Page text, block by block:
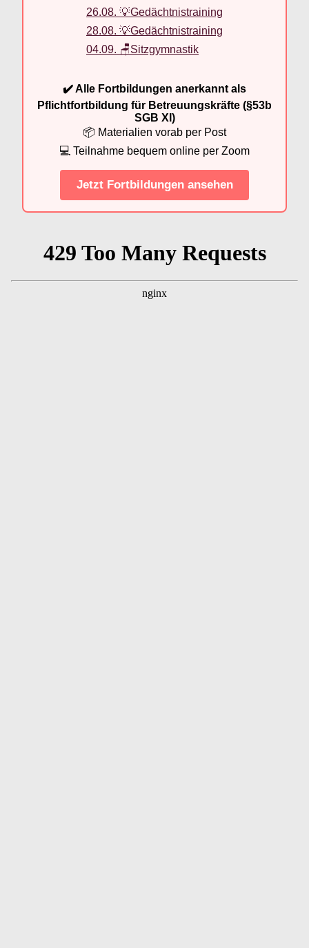
26.08. 💡Gedächtnistraining
28.08. 💡Gedächtnistraining
04.09. 🪑Sitzgymnastik
✔️ Alle Fortbildungen anerkannt als
Pflichtfortbildung für Betreuungskräfte (§53b
SGB XI)
📦 Materialien vorab per Post
💻 Teilnahme bequem online per Zoom
Jetzt Fortbildungen ansehen